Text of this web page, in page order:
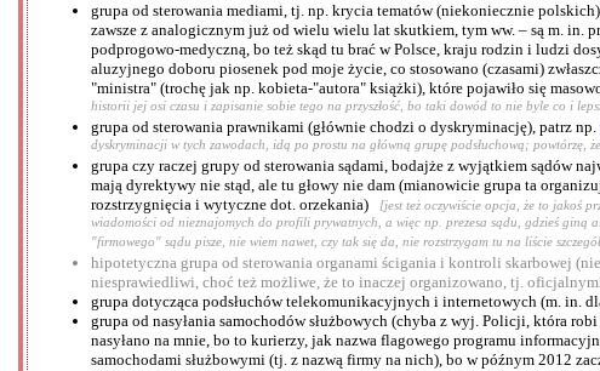
grupa od sterowania mediami, tj. np. krycia tematów (niekoniecznie
zawsze z analogicznym już od wielu wielu lat skutkiem, tym ww. – są m. in.
podprogowo-medyczną, bo też skąd tu brać w Polsce, kraju rodzin i ludzi
aluzyjnego doboru piosenek pod moje życie, co stosowano (czasami)
"ministra" (trochę jak np. kobieta-"autora" książki), które pojawiło się
historii jej osi czasu i zapisanie sobie tego na przyszłość, bo taki dowód to nie byle co i
grupa od sterowania prawnikami (głównie chodzi o dyskryminację), patrz np.
dyskryminacji w tych zawodach, idą po prostu na główną grupę podsłuchową; powtórzę,
grupa czy raczej grupy od sterowania sądami, bodajże z wyjątkiem sądów
mają dyrektywy nie stąd, ale tu głowy nie dam (mianowicie grupa ta
rozstrzygnięcia i wytyczne dot. orzekania)
[jest też oczywiście opcja, że to jakoś
wiadomości od nieznajomych do profili prywatnych, a więc np. prezesa sądu, gdzieś
"firmowego" sądu pisze, nie wiem nawet, czy tak się da, nie rozstrzygam tu na liście
hipotetyczna grupa od sterowania organami ścigania i kontroli skarbowej
niesprawiedliwi, choć też możliwe, że to inaczej organizowano, tj.
grupa dotycząca podsłuchów telekomunikacyjnych i internetowych (m. in.
grupa od nasyłania samochodów służbowych (chyba z wyj. Policji, która
nasyłano na mnie, bo to kurierzy, jak nazwa flagowego programu
samochodami służbowymi (tj. z nazwą firmy na nich), bo w późnym 2012